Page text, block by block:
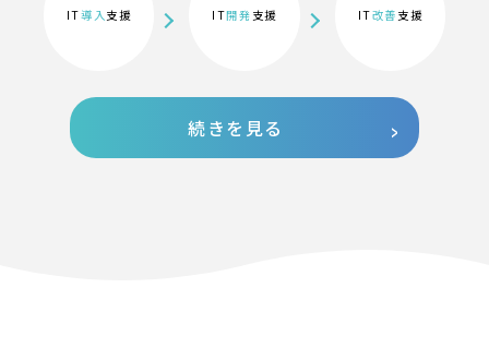
IT導入 支援 IT開発 支援 IT改善 支援
続きを見る